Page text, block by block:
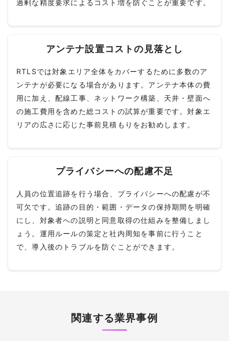
過剰な精度要求によるコスト増を防ぐことが重要です。
アンテナ設置コストの見落とし
RTLSでは対象エリア全体をカバーするために多数のア
ンテナが必要になる場合があります。アンテナ本体の費
用に加え、配線工事、ネットワーク構築、天井・壁面へ
の施工費用を含めた総コストの試算が重要です。対象エ
リアの広さに応じた事前見積もりをお勧めします。
プライバシーへの配慮不足
人員の位置追跡を行う場合、プライバシーへの配慮が不
可欠です。追跡の目的・範囲・データの保持期間を明確
にし、対象者への説明と同意取得の仕組みを整備しまし
ょう。運用ルールの策定と社内周知を事前に行うこと
で、導入後のトラブルを防ぐことができます。
関連する業界事例